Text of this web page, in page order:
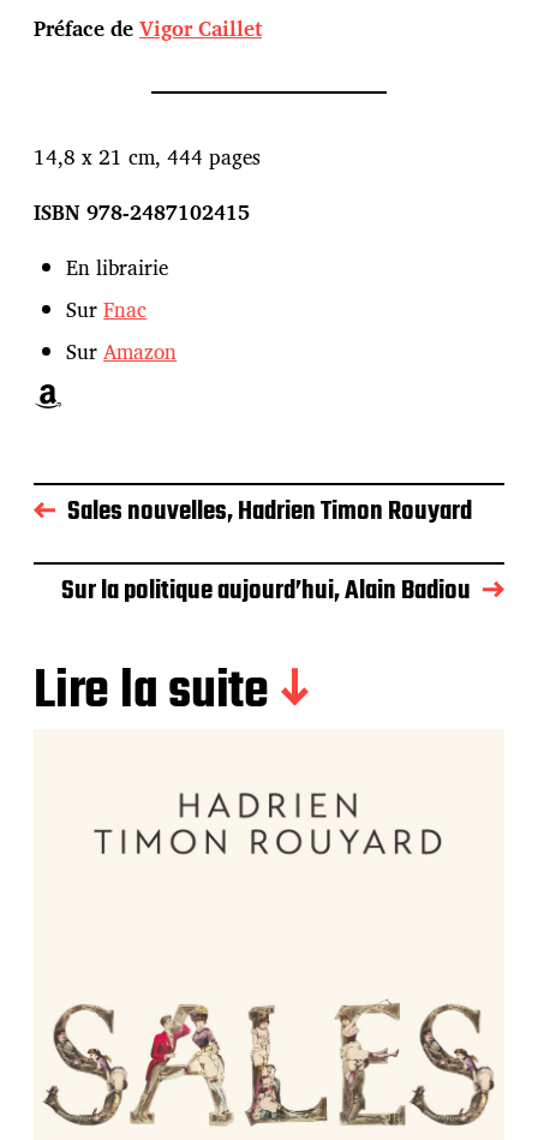
Préface deVigor Caillet
14,8 x 21 cm, 444 pages
ISBN 978-2487102415
En librairie
SurFnac
SurAmazon
Amazon
Sales nouvelles, Hadrien Timon Rouyard
Sur la politique aujourd’hui, Alain Badiou
Lire la suite